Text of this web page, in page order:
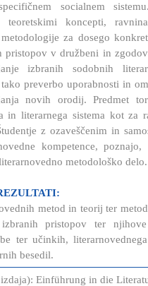
socialnem
koncepti,
za dosego
pristopov v družbeni in
izbranih sodobnih
preverbo uporabnosti in
novih orodij. Predmet
in literarnega sistema kot za
z ozaveščenim in
kompetence,
metodološko delo.
metod in teorij ter
pristopov ter njihove
ter učinkih,
besedil.
Einführung in die